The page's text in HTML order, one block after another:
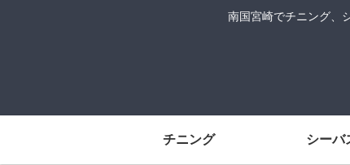
南国宮崎でチニング、
チニング シーバ